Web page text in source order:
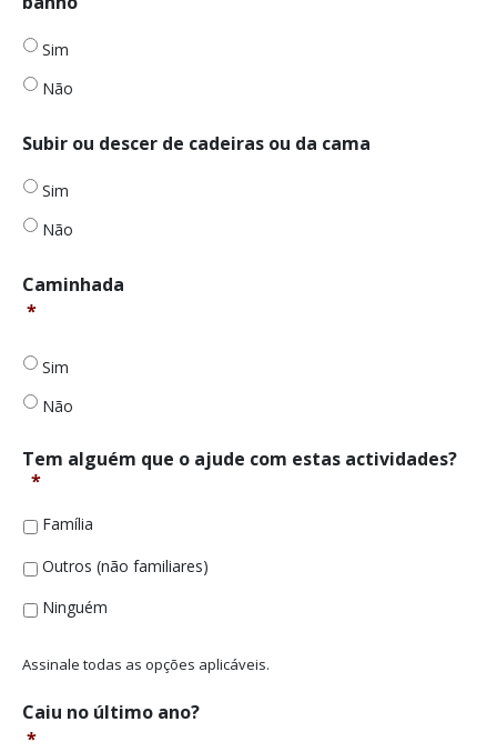
Sim
Não
Entrar
sair
cadeiras
camas
Subir ou descer de cadeiras ou da cama
Sim
Não
Caminhada
Caminhada
*
Sim
Não
Tem alguém que o ajude com estas actividades?
*
Família
Outros (não familiares)
Ninguém
Assinale todas as opções aplicáveis.
Caiu
no
Caiu no último ano?
*